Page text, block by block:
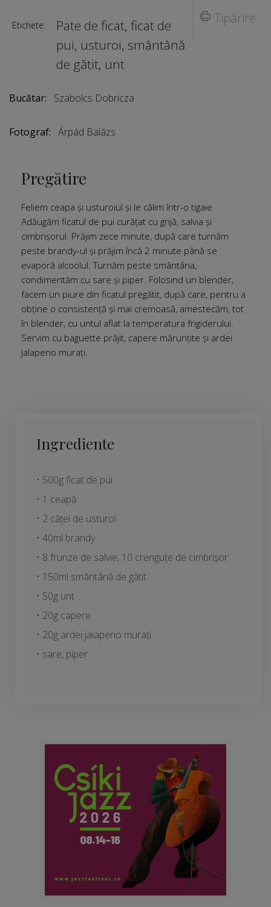
Tipărire
Etichete: Pate de ficat, ficat de
pui, usturoi, smântână
de gătit, unt
Bucătar: Szabolcs Dobricza
Fotograf: Árpád Balázs
Pregătire
Feliem ceapa și usturoiul și le călim într-o tigaie.
Adăugăm ficatul de pui curățat cu grijă, salvia și
cimbrișorul. Prăjim zece minute, după care turnăm
peste brandy-ul și prăjim încă 2 minute până se
evaporă alcoolul. Turnăm peste smântâna,
condimentăm cu sare și piper. Folosind un blender,
facem un piure din ficatul pregătit, după care, pentru a
obține o consistență și mai cremoasă, amestecăm, tot
în blender, cu untul aflat la temperatura frigiderului.
Servim cu baguette prăjit, capere mărunțite și ardei
jalapeno murați.
Ingrediente
• 500g ficat de pui
• 1 ceapă
• 2 căței de usturoi
• 40ml brandy
• 8 frunze de salvie, 10 crenguțe de cimbrișor
• 150ml smântână de gătit
• 50g unt
• 20g capere
• 20g ardei jalapeno murați
• sare, piper